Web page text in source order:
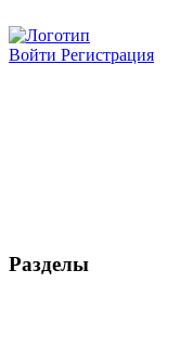
Войти Регистрация
Разделы